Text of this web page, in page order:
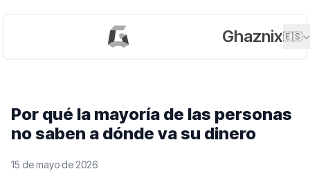
Ghaznix🇪🇸
Por qué la mayoría de las personas
no saben a dónde va su dinero
15 de mayo de 2026